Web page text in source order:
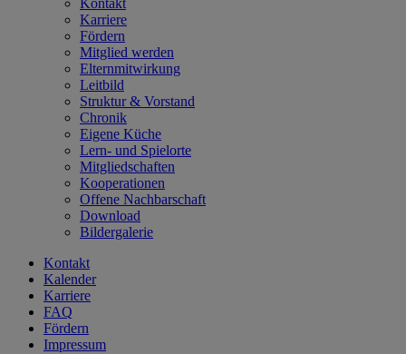
Karriere
Fördern
Mitglied werden
Elternmitwirkung
Leitbild
Struktur & Vorstand
Chronik
Eigene Küche
Lern- und Spielorte
Mitgliedschaften
Kooperationen
Offene Nachbarschaft
Download
Bildergalerie
Kontakt
Kalender
Karriere
FAQ
Fördern
Impressum